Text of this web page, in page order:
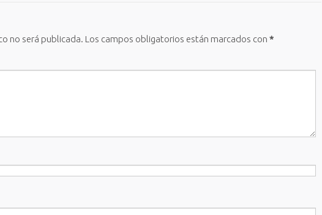
no será publicada. Los campos obligatorios están marcados con *